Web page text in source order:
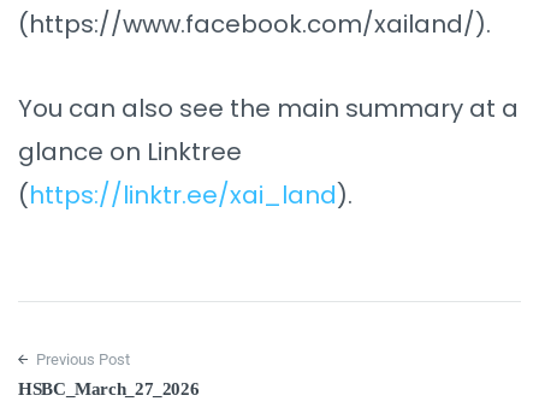
(https://www.facebook.com/xailand/).
You can also see the main summary at a
glance on Linktree
(https://linktr.ee/xai_land).
Previous Post
HSBC_March_27_2026